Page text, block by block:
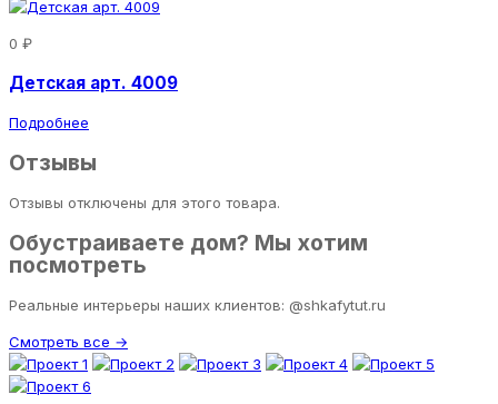
0 ₽
Детская арт. 4009
Подробнее
Отзывы
Отзывы отключены для этого товара.
Обустраиваете дом? Мы хотим
посмотреть
Реальные интерьеры наших клиентов: @shkafytut.ru
Смотреть все →